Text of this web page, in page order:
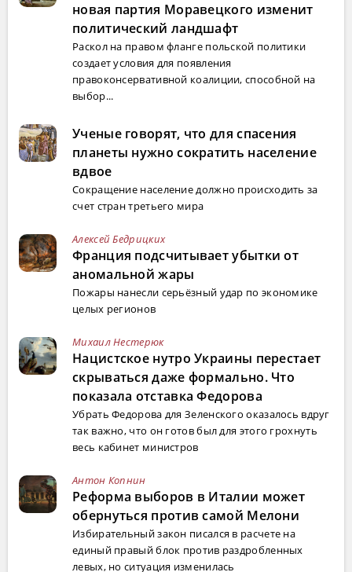
новая партия Моравецкого изменит
политический ландшафт
Раскол на правом фланге польской политики
создает условия для появления
правоконсервативной коалиции, способной на
выбор...
Ученые говорят, что для спасения
планеты нужно сократить население
вдвое
Сокращение население должно происходить за
счет стран третьего мира
Алексей Бедрицких
Франция подсчитывает убытки от
аномальной жары
Пожары нанесли серьёзный удар по экономике
целых регионов
Михаил Нестерюк
Нацистское нутро Украины перестает
скрываться даже формально. Что
показала отставка Федорова
Убрать Федорова для Зеленского оказалось вдруг
так важно, что он готов был для этого грохнуть
весь кабинет министров
Антон Копнин
Реформа выборов в Италии может
обернуться против самой Мелони
Избирательный закон писался в расчете на
единый правый блок против раздробленных
левых, но ситуация изменилась